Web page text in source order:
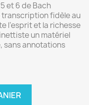
et 6 de Bach
fidèle au
l’esprit et la richesse
un matériel
sans annotations